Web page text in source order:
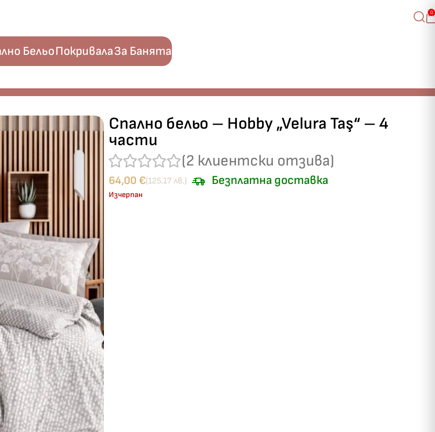
0
БельоПокривалаЗа Банята
Спално бельо – Hobby „Velura Taş“ – 4
части
(2 клиентски отзива)
64,00 €(125.17 лв.) Безплатна доставка
Изчерпан